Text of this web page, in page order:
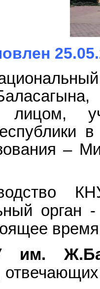
лицом,
–
орган
им.